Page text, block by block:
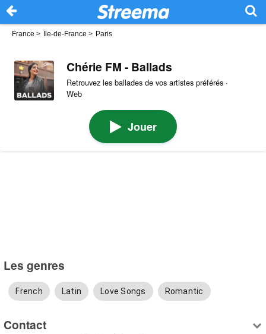
France > Île-de-France > Paris
Chérie FM - Ballads
Retrouvez les ballades de vos artistes préférés ·
Web
Jouer
Les genres
French Latin Love Songs Romantic
Contact